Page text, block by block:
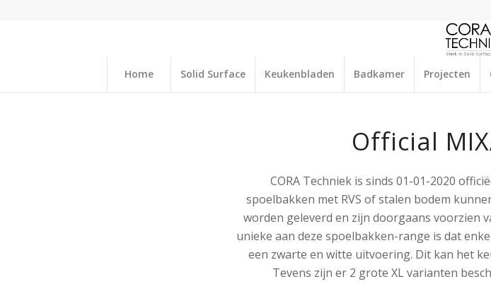
Home Solid Surface Keukenbladen Badkamer Projecten
Official
CORA Techniek is sinds 01-01-2020
spoelbakken met RVS of stalen bodem
worden geleverd en zijn doorgaans voorzien
unieke aan deze spoelbakken-range is dat
een zwarte en witte uitvoering. Dit kan het
Tevens zijn er 2 grote XL varianten